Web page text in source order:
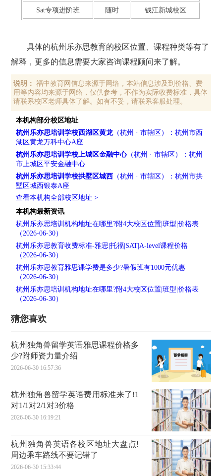
Sat专项进阶班 随时 钱江新城校区
具体的杭州乐亦思教育的校区位置、课程种类等有了
解释，更多的信息需要大家咨询课程顾问来了解。
说明：
福中教育网信息来源于网络，本站信息涉及到价格、费
用等内容均来源于网络，仅供参考，不作为实际收费标准，具体
请联系校区老师具体了解。如有不妥，请联系客服处理。
本机构部分校区地址
杭州乐亦思培训学校西湖区黄龙（杭州 · 市辖区）：杭州市西
湖区黄龙万科中心A座
杭州乐亦思培训学校上城区金融中心（杭州 · 市辖区）：杭州
市上城区平安金融中心
杭州乐亦思培训学校拱墅区城西 （杭州 · 市辖区）：杭州市拱
墅区城西银泰A座
查看本机构全部校区地址 >
本机构最新资讯
杭州乐亦思培训机构地址在哪里?附4大校区位置|班型|价格表
（2026-06-30）
杭州乐亦思教育收费标准-雅思|托福|SAT|A-level课程价格
（2026-06-30）
杭州乐亦思教育雅思课学费是多少?暑假班有1000元优惠
（2026-06-30）
杭州乐亦思培训机构地址在哪里?附4大校区位置|班型|价格表
（2026-06-30）
猜您喜欢
杭州独角兽留学英语雅思课程价格多
少?附师资力量介绍
2026-06-30 16:57:36
杭州独角兽留学英语费用标准来了!1
对1/1对2/1对3价格
2026-06-30 16:19:21
杭州独角兽英语各校区地址大盘点!
周边乘车路线不要记错了
2026-06-30 15:33:44